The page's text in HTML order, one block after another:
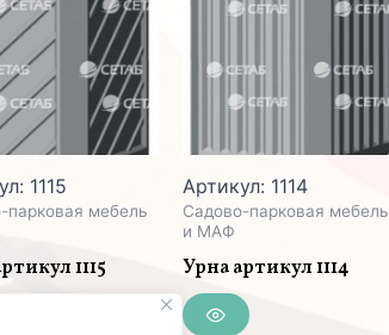
1115
парковая мебель
1115
Артикул: 1114
Садово-парковая мебель
и МАФ
Урна артикул 1114